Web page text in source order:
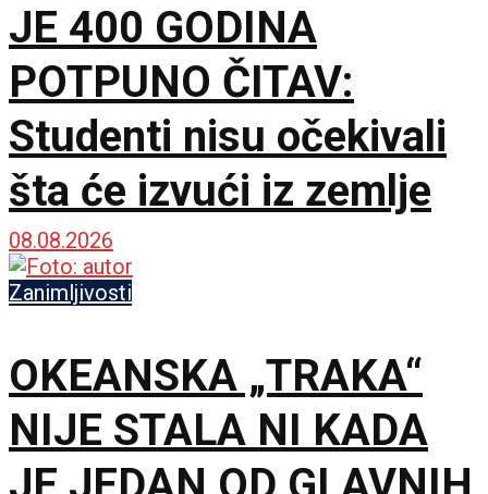
JE 400 GODINA
POTPUNO ČITAV:
Studenti nisu očekivali
šta će izvući iz zemlje
08.08.2026
Zanimljivosti
OKEANSKA „TRAKA“
NIJE STALA NI KADA